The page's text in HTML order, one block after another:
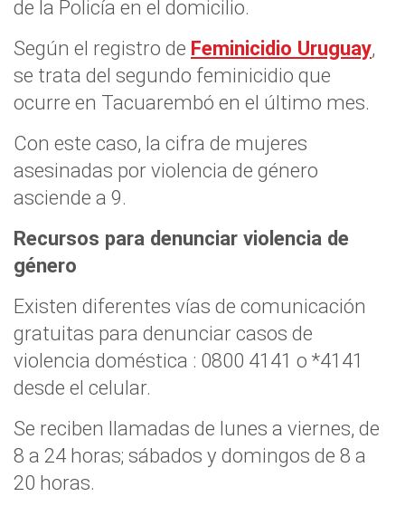
de la Policía en el domicilio.
Según el registro de Feminicidio Uruguay,
se trata del segundo feminicidio que
ocurre en Tacuarembó en el último mes.
Con este caso, la cifra de mujeres
asesinadas por violencia de género
asciende a 9.
Recursos para denunciar violencia de
género
Existen diferentes vías de comunicación
gratuitas para denunciar casos de
violencia doméstica : 0800 4141 o *4141
desde el celular.
Se reciben llamadas de lunes a viernes, de
8 a 24 horas; sábados y domingos de 8 a
20 horas.